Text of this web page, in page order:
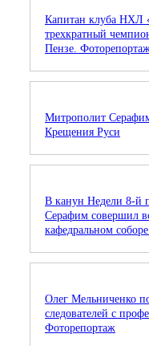
Капитан клуба НХЛ
трехкратный
Пензе.
Митрополит
Крещения Руси
В канун Недели 8-й
Серафим совершил
кафедральном
Олег Мельниченко
следователей с
Фоторепортаж